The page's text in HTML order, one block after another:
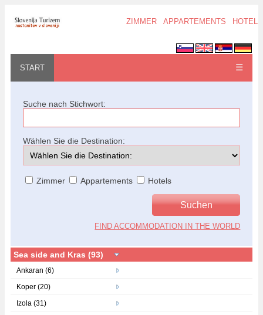
ZIMMER APPARTEMENTS HOTELS
START ☰
Suche nach Stichwort:
Wählen Sie die Destination:
Zimmer Appartements Hotels
FIND ACCOMMODATION IN THE WORLD
Sea side and Kras (93)
Ankaran (6)
Koper (20)
Izola (31)